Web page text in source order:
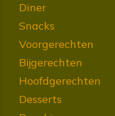
Diner
Snacks
Voorgerechten
Bijgerechten
Hoofdgerechten
Desserts